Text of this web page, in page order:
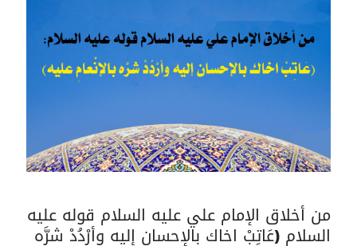
من أخلاق الإمام علي عليه السلام قوله عليه
السلام (عَاتِبْ اخاك بالإحسان إليه وأرْدُدْ شرَّه